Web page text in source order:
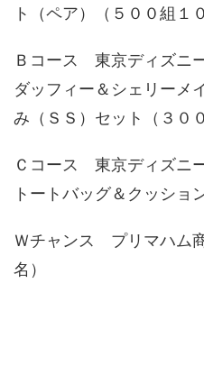
ト（ペア）（５００組１
Ｂコース 東京ディズニ
ダッフィー＆シェリーメ
み（ＳＳ）セット（３０
Ｃコース 東京ディズニ
トートバッグ＆クッショ
Ｗチャンス プリマハム
名）